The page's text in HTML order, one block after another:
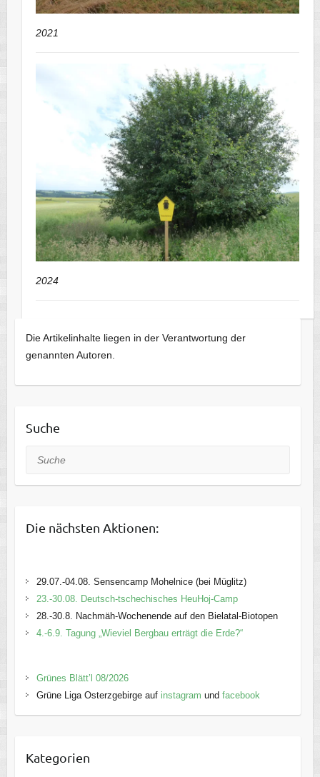
2021
2024
Die Artikelinhalte liegen in der Verantwortung der
genannten Autoren.
Suche
Suche
Die nächsten Aktionen:
29.07.-04.08. Sensencamp Mohelnice (bei Müglitz)
23.-30.08. Deutsch-tschechisches HeuHoj-Camp
28.-30.8. Nachmäh-Wochenende auf den Bielatal-Biotopen
4.-6.9. Tagung „Wieviel Bergbau erträgt die Erde?“
Grünes Blätt’l 08/2026
Grüne Liga Osterzgebirge auf instagram und facebook
Kategorien